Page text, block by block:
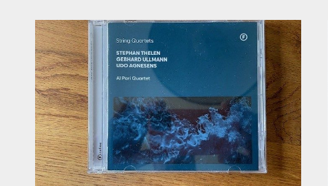
KURTÁG:
COMPLETE
WORKS
FOR
FLUTE,
MARKUS
BRÖNNIMANN
AND
FRIENDS